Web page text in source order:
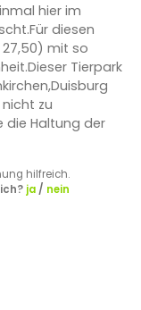
hier im
diesen
mit so
Tierpark
zu
die Haltung der
hilfreich.
ja/ nein